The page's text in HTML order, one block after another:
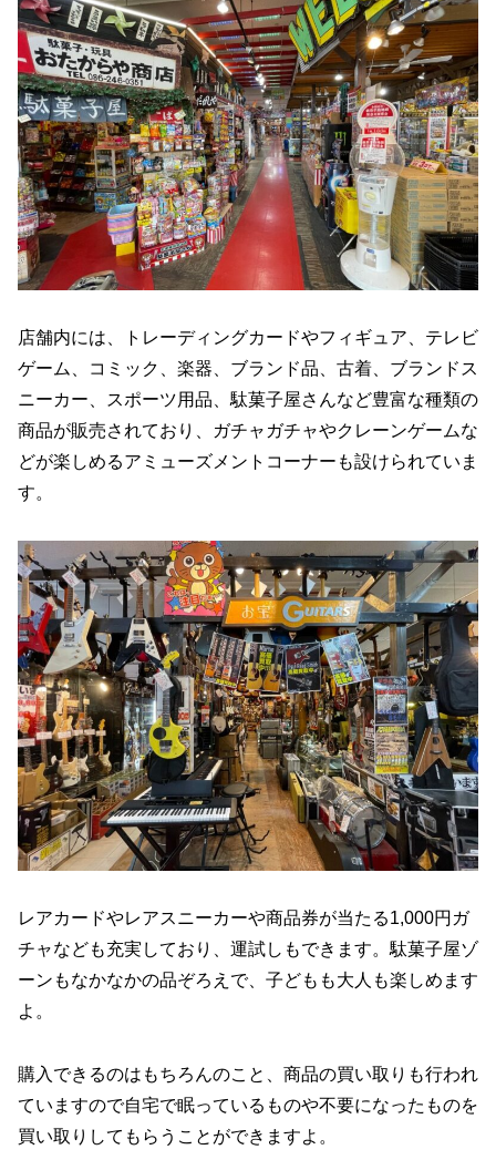
店舗内には、トレーディングカードやフィギュア、テレビ
ゲーム、コミック、楽器、ブランド品、古着、ブランドス
ニーカー、スポーツ用品、駄菓子屋さんなど豊富な種類の
商品が販売されており、ガチャガチャやクレーンゲームな
どが楽しめるアミューズメントコーナーも設けられていま
す。
レアカードやレアスニーカーや商品券が当たる1,000円ガ
チャなども充実しており、運試しもできます。駄菓子屋ゾ
ーンもなかなかの品ぞろえで、子どもも大人も楽しめます
よ。
購入できるのはもちろんのこと、商品の買い取りも行われ
ていますので自宅で眠っているものや不要になったものを
買い取りしてもらうことができますよ。